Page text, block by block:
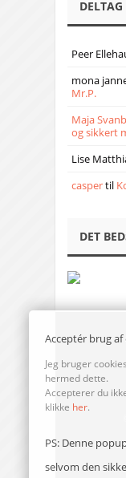
Peer
mona
Mr.P.
Maja
og sikkert
Lise
caspertil
DET
Acceptér brug
Jeg bruger
hermed dette.
Accepterer du
klikke her.
PS: Denne
selvom den